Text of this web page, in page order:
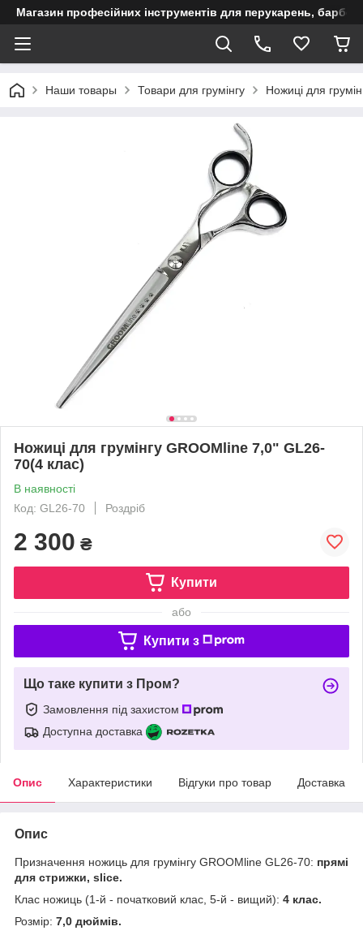
Магазин професійних інструментів для перукарень,
Наши товары Товари для грумінгу Ножиці для
Ножиці для грумінгу GROOMline 7,0" GL26-
70(4 клас)
В наявності
Код: GL26-70
Роздріб
2 300 ₴
Купити
або
Купити з
Що таке купити з Пром?
Замовлення під захистом
Доступна доставка
Опис Характеристики Відгуки про товар Доставка
Опис
Призначення ножиць для грумінгу GROOMline GL26-70: прямі
для стрижки, slice.
Клас ножиць (1-й - початковий клас, 5-й - вищий): 4 клас.
Розмір: 7,0 дюймів.